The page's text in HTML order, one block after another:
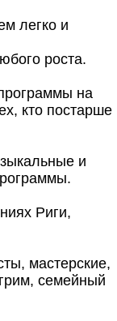
легко и
роста.
на
кто постарше
и
Риги,
мастерские,
семейный